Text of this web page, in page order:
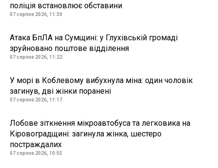
поліція встановлює обставини
07 серпня 2026, 11:30
Атака БпЛА на Сумщині: у Глухівській громаді
зруйновано поштове відділення
07 серпня 2026, 11:22
У морі в Коблевому вибухнула міна: один чоловік
загинув, дві жінки поранені
07 серпня 2026, 11:17
Лобове зіткнення мікроавтобуса та легковика на
Кіровоградщині: загинула жінка, шестеро
постраждалих
07 серпня 2026, 10:55